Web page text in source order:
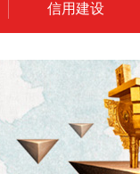
信用建设